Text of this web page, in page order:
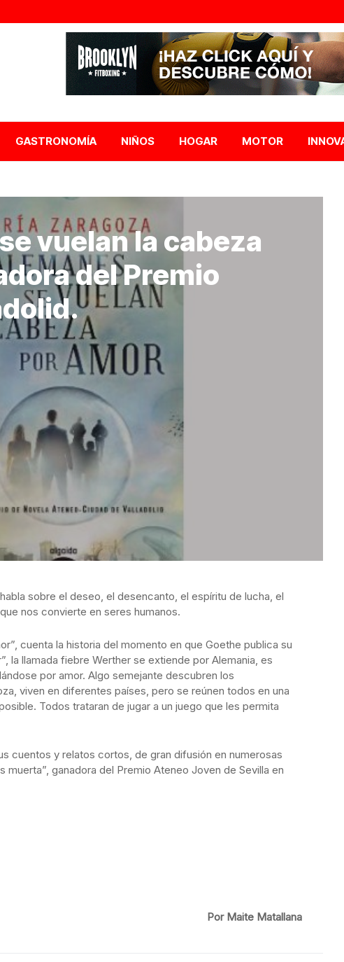
GASTRONOMÍA NIÑOS HOGAR MOTOR
vuelan la cabeza
del Premio
sobre el deseo, el desencanto, el espíritu de lucha, el
nos convierte en seres humanos.
cuenta la historia del momento en que Goethe publica su
la llamada fiebre Werther se extiende por Alemania, es
por amor. Algo semejante descubren los
viven en diferentes países, pero se reúnen todos en una
Todos trataran de jugar a un juego que les permita
cuentos y relatos cortos, de gran difusión en numerosas
ganadora del Premio Ateneo Joven de Sevilla en
Por Maite Matallana